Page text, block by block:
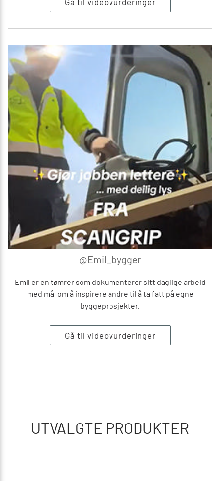
Gå til videovurderinger
@Emil_bygger
Emil er en tømrer som dokumenterer sitt daglige arbeid
med mål om å inspirere andre til å ta fatt på egne
byggeprosjekter.
Gå til videovurderinger
UTVALGTE PRODUKTER